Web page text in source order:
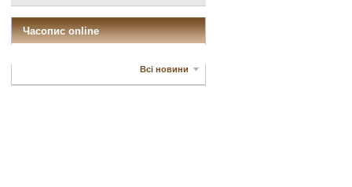
Часопис online
Всі новини